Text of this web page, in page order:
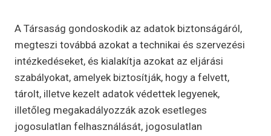
A Társaság gondoskodik az adatok biztonságáról,
megteszi továbbá azokat a technikai és szervezési
intézkedéseket, és kialakítja azokat az eljárási
szabályokat, amelyek biztosítják, hogy a felvett,
tárolt, illetve kezelt adatok védettek legyenek,
illetőleg megakadályozzák azok esetleges
jogosulatlan felhasználását, jogosulatlan